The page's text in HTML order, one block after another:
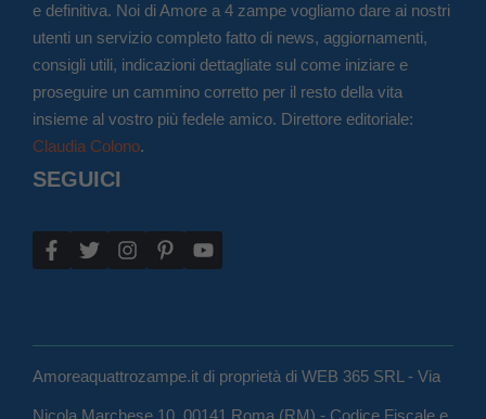
e definitiva. Noi di Amore a 4 zampe vogliamo dare ai nostri
utenti un servizio completo fatto di news, aggiornamenti,
consigli utili, indicazioni dettagliate sul come iniziare e
proseguire un cammino corretto per il resto della vita
insieme al vostro più fedele amico. Direttore editoriale:
Claudia Colono.
SEGUICI
Amoreaquattrozampe.it di proprietà di WEB 365 SRL - Via